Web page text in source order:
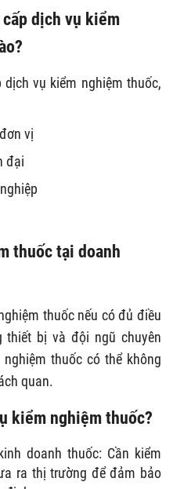
dịch vụ kiểm
vụ kiểm nghiệm thuốc,
vị
đại
thuốc tại doanh
thuốc nếu có đủ điều
thiết bị và đội ngũ chuyên
thuốc có thể không
quan.
kiểm nghiệm thuốc?
doanh thuốc: Cần kiểm
ra thị trường để đảm bảo